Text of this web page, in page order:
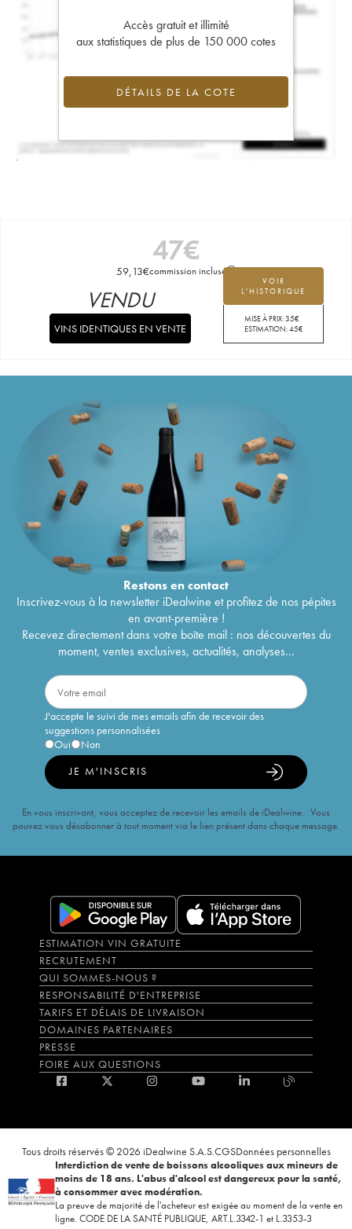
Accès gratuit et illimité
aux statistiques de plus de 150 000 cotes
DÉTAILS DE LA COTE
47€
59,13€commission incluse
VOIR
L'HISTORIQUE
MISE À PRIX:35€
ESTIMATION:45€
VENDU
VINS IDENTIQUES EN VENTE
Restons encontact
Inscrivez-vous à la newsletter iDealwine et profitez de nos pépites
en avant-première !
Recevez directement dans votre boîte mail : nos découvertes du
moment, ventes exclusives, actualités, analyses...
J'accepte le suivi de mes emails afin de recevoir des
suggestions personnalisées
Oui
Non
JE M'INSCRIS
En vous inscrivant, vous acceptez de recevoir les emails de iDealwine. Vous
pouvez vous désabonner à tout moment via le lien présent dans chaque message.
ESTIMATION VIN GRATUITE
RECRUTEMENT
QUI SOMMES-NOUS ?
RESPONSABILITÉ D'ENTREPRISE
TARIFS ET DÉLAIS DE LIVRAISON
DOMAINES PARTENAIRES
PRESSE
FOIRE AUX QUESTIONS
Tous droits réservés © 2026 iDealwine S.A.S.CGSDonnées personnelles
Interdiction de vente de boissons alcooliques aux mineurs de
moins de 18 ans. L'abus d'alcool est dangereux pour la santé,
à consommer avec modération.
La preuve de majorité de l'acheteur est exigée au moment de la vente en
ligne. CODE DE LA SANTÉ PUBLIQUE, ART.L.3342-1 et L.3353-3